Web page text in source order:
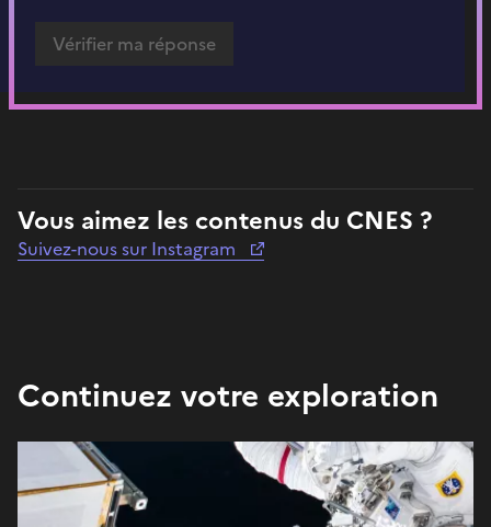
Vous aimez les contenus du CNES ?
Suivez-nous sur Instagram
Continuez votre exploration